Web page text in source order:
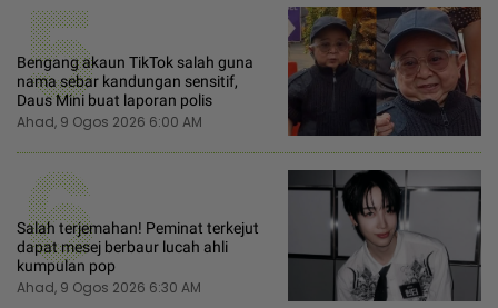
5
Bengang akaun TikTok salah guna
nama sebar kandungan sensitif,
Daus Mini buat laporan polis
Ahad, 9 Ogos 2026 6:00 AM
6
Salah terjemahan! Peminat terkejut
dapat mesej berbaur lucah ahli
kumpulan pop
Ahad, 9 Ogos 2026 6:30 AM